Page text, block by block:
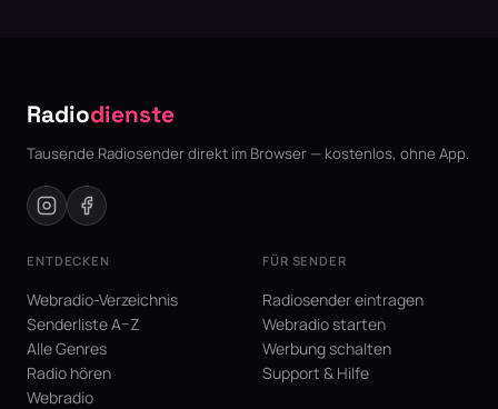
Radiodienste
Tausende Radiosender direkt im Browser — kostenlos, ohne App.
ENTDECKEN
Webradio-Verzeichnis
Senderliste A–Z
Alle Genres
Radio hören
Webradio
FÜR SENDER
Radiosender eintragen
Webradio starten
Werbung schalten
Support & Hilfe